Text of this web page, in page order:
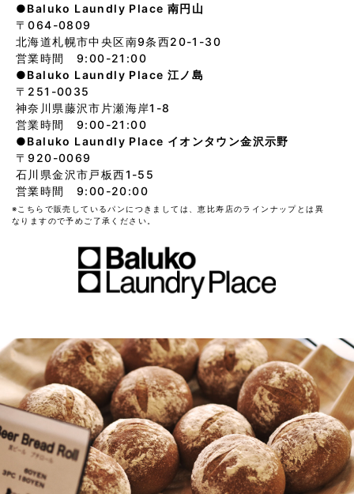
●Baluko Laundly Place 南円山
〒064-0809
北海道札幌市中央区南9条西20-1-30
営業時間 9:00-21:00
●Baluko Laundly Place 江ノ島
〒251-0035
神奈川県藤沢市片瀬海岸1-8
営業時間 9:00-21:00
●Baluko Laundly Place イオンタウン金沢示野
〒920-0069
石川県金沢市戸板西1-55
営業時間 9:00-20:00
※こちらで販売しているパンにつきましては、恵比寿店のラインナップとは異
なりますので予めご了承ください。